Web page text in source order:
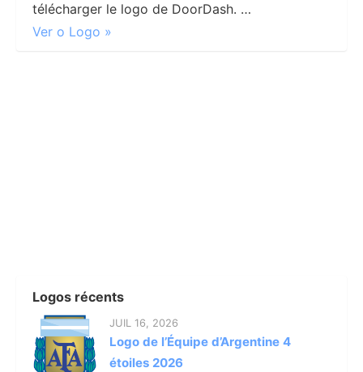
télécharger le logo de DoorDash. …
Ver o Logo »
Logos récents
JUIL 16, 2026
Logo de l’Équipe d’Argentine 4
étoiles 2026